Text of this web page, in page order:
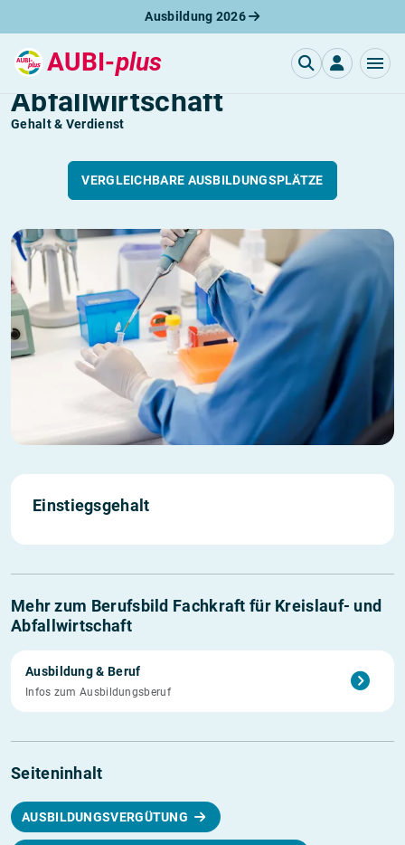
Ausbildung 2026
AUBI-plus
Fachkraft für Kreislauf- und
Abfallwirtschaft
Gehalt & Verdienst
VERGLEICHBARE AUSBILDUNGSPLÄTZE
Einstiegs­gehalt
Mehr zum Berufsbild Fachkraft für Kreislauf- und
Abfallwirtschaft
Ausbildung & Beruf
Infos zum Ausbildungsberuf
Seiteninhalt
AUSBILDUNGSVERGÜTUNG